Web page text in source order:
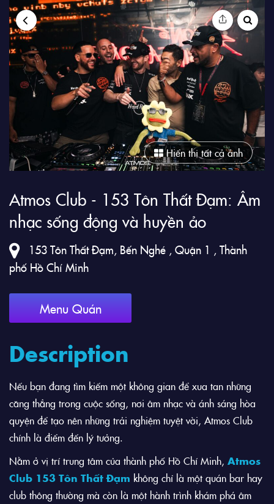
Hiển thị tất cả ảnh
Atmos Club - 153 Tôn Thất Đạm: Âm
nhạc sống động và huyền ảo
153 Tôn Thất Đạm, Bến Nghé , Quận 1 , Thành
phố Hồ Chí Minh
Menu Quán
Description
Nếu bạn đang tìm kiếm một không gian để xua tan những
căng thẳng trong cuộc sống, nơi âm nhạc và ánh sáng hòa
quyện để tạo nên những trải nghiệm tuyệt vời, Atmos Club
chính là điểm đến lý tưởng.
Nằm ở vị trí trung tâm của thành phố Hồ Chí Minh, Atmos
Club 153 Tôn Thất Đạm không chỉ là một quán bar hay
club thông thường mà còn là một hành trình khám phá âm